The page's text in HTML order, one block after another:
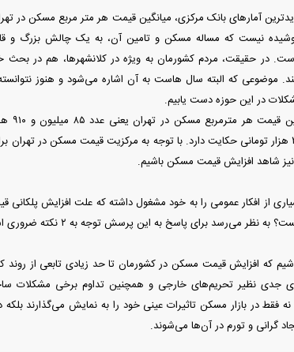
نیست که مساله مسکن و تامین آن، به یک چالش بزرگ و
در حقیقت، مردم کشورمان به ویژه در کلانشهرها، هم در
موضوعی که البته سال هاست به آن اشاره می‌شود و هنوز
در این حوزه دست یابیم.
افزایش ۴ میلیون و ۲۰۰ هزار تومانی حکایت دارد. با توجه به مرکزیت قیمت
شاهد افزایش قیمت مسکن باشیم.
از افکار عمومی را به خود مشغول داشته که علت افزایش
نظر می‌رسد برای پاسخ به این پرسش توجه به ۲ نکته ضروری است.
باشیم که افزایش قیمت مسکن در کشورمان تا حد زیادی تابعی از
جدی نظیر تحریم‌های خارجی و همچنین تداوم برخی مشکلات
فقط در بازار مسکن تاثیرات عینی خود را به نمایش می‌گذارند
گرانی و تورم در آن‌ها می‌شوند.
رونمایی از پوکو M ۸ پاور با باتری ۸۰۰۰
رونمایی کرد